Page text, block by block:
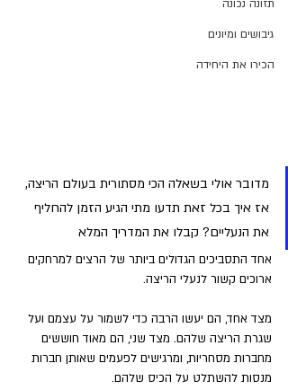
תזונה נכונה
גיבושים ומיונים
הכירו את היחידה
מדובר אולי בשאלה הכי מסתורית בעולם הריצה,
אז איך בכל זאת תדעו מתי הגיע הזמן להחליף
את הנעליים? קבלו את המדריך המלא
אחד התסביכים הגדולים ביותר של הרצים למרחקים
ארוכים קשור לנעלי הריצה.
מצד אחד, הם יעשו הרבה כדי לשמור על עצמם ועל
שגרת הריצה שלהם. מצד שני, הם מאוד חוששים
מחברות מסחריות, ומרגישים לפעמים שאותן חברות
מנסות להשתלט על הכיס שלהם.